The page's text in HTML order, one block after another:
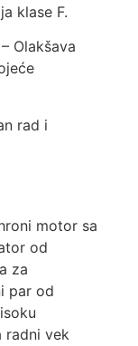
klase F.
– Olakšava
rad i
motor sa
od
za
par od
radni vek